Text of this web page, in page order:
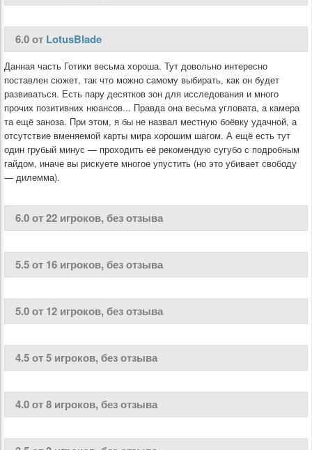
6.0 от LotusBlade
Данная часть Готики весьма хороша. Тут довольно интересно
поставлен сюжет, так что можно самому выбирать, как он будет
развиваться. Есть пару десятков зон для исследования и много
прочих позитивних нюансов... Правда она весьма угловата, а камера
та ещё заноза. При этом, я бы не назвал местную боёвку удачной, а
отсутствие вменяемой карты мира хорошим шагом. А ещё есть тут
один грубый минус — проходить её рекомендую сугубо с подробным
гайдом, иначе вы рискуете многое упустить (но это убивает свободу
— дилемма).
6.0 от 22 игроков, без отзыва
5.5 от 16 игроков, без отзыва
5.0 от 12 игроков, без отзыва
4.5 от 5 игроков, без отзыва
4.0 от 8 игроков, без отзыва